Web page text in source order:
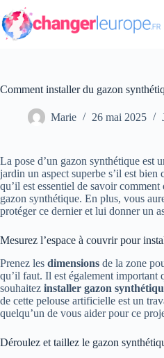
Passer
au
contenu
Comment installer du gazon
Marie 26 mai 2025
La pose d’un gazon synthétique est
jardin un aspect superbe s’il est bien
qu’il est essentiel de savoir
gazon synthétique. En plus, vous
protéger ce dernier et lui donner un
Mesurez l’espace à couvrir pour
Prenez les dimensions de la zone
qu’il faut. Il est également important
souhaitez installer gazon
de cette pelouse artificielle est un
quelqu’un de vous aider pour ce
Déroulez et taillez le gazon